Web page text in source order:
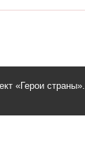
«Герои страны».